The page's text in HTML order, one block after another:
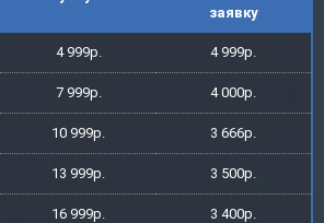
заявку
4 999р. 4 999р.
7 999р. 4 000р.
10 999р. 3 666р.
13 999р. 3 500р.
16 999р. 3 400р.